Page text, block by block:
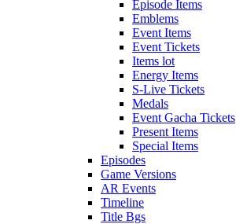
Episode Items
Emblems
Event Items
Event Tickets
Items lot
Energy Items
S-Live Tickets
Medals
Event Gacha Tickets
Present Items
Special Items
Episodes
Game Versions
AR Events
Timeline
Title Bgs